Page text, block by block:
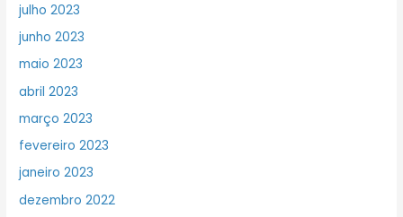
julho 2023
junho 2023
maio 2023
abril 2023
março 2023
fevereiro 2023
janeiro 2023
dezembro 2022